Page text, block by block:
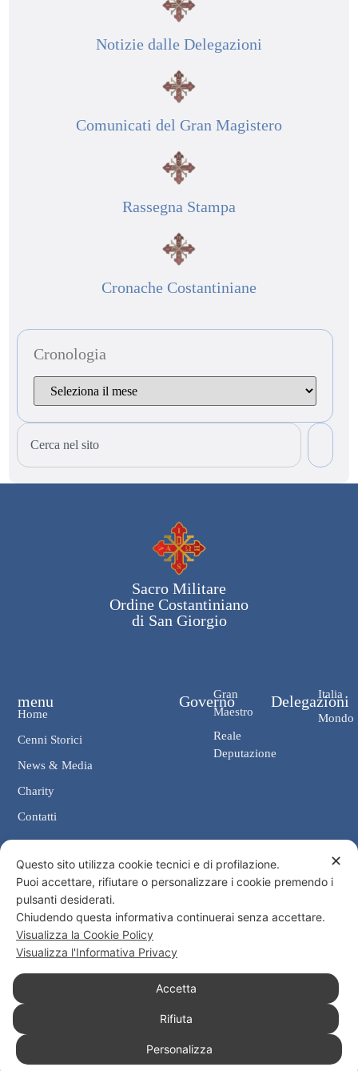
Notizie dalle Delegazioni
Comunicati del Gran Magistero
Rassegna Stampa
Cronache Costantiniane
Cronologia
Sacro Militare
Ordine Costantiniano
di San Giorgio
Governo
Gran
Maestro
Reale
Deputazione
Delegazioni
Italia
Mondo
menu
Home
Cenni Storici
News & Media
Charity
Contatti
Contatti
Cancelleria: Via Giosuè Carducci, 4 00187 Roma
eMail: cancelleria@ordine-costantiniano.it
Tel. +39 06 47.41.190 +39 06 48.19.401
Social
Informativa Privacy
Consenso
✕
Questo sito utilizza cookie tecnici e di profilazione.
Puoi accettare, rifiutare o personalizzare i cookie premendo i
pulsanti desiderati.
Chiudendo questa informativa continuerai senza accettare.
Visualizza la Cookie Policy
Visualizza l'Informativa Privacy
Accetta
Rifiuta
Personalizza